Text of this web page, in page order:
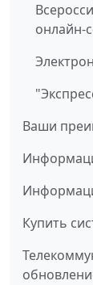
онлайн-
Ваши
Купить